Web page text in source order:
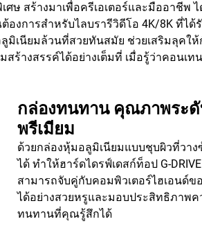
ษ สร้างมาเพื่อครีเอเตอร์และมืออาชีพ ไ
งการสําหรับไลบรารีวิดีโอ 4K/8K ที่ได้
ลูมิเนียมล้วนที่สวยทันสมัย ช่วยเสริมลุคใ
ร้างสรรค์ได้อย่างเต็มที่ เมื่อรู้ว่าคอนเ
กล่องทนทาน คุณภาพระ
พรีเมียม
ด้วยกล่องหุ้มอลูมิเนียมแบบชุบผิวที่วา
ได้ ทำให้ฮาร์ดไดรฟ์เดสก์ท็อป G-DRIVE
สามารถจับคู่กับคอมพิวเตอร์ไฮเอนด์
ได้อย่างสวยหรูและมอบประสิทธิภาพค
ทนทานที่คุณรู้สึกได้